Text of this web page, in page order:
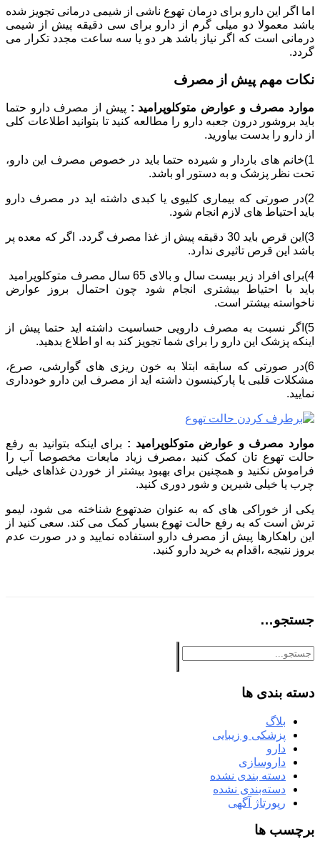
اما اگر این دارو برای درمان تهوع ناشی از شیمی درمانی تجویز شده
باشد معمولا دو میلی گرم از دارو برای سی دقیقه پیش از شیمی
درمانی است که اگر نیاز باشد هر دو یا سه ساعت مجدد تکرار می
گردد.
نکات مهم پیش از مصرف
موارد مصرف و عوارض متوکلوپرامید : پیش از مصرف دارو حتما
باید بروشور درون جعبه دارو را مطالعه کنید تا بتوانید اطلاعات کلی
از دارو را بدست بیاورید.
1)خانم های باردار و شیرده حتما باید در خصوص مصرف این دارو،
تحت نظر پزشک و به دستور او باشد.
2)در صورتی که بیماری کلیوی یا کبدی داشته اید در مصرف دارو
باید احتیاط های لازم انجام شود.
3)این قرص باید 30 دقیقه پیش از غذا مصرف گردد. اگر که معده پر
باشد این قرص تاثیری ندارد.
4)برای افراد زیر بیست سال و بالای 65 سال مصرف متوکلوپرامید
باید با احتیاط بیشتری انجام شود چون احتمال بروز عوارض
ناخواسته بیشتر است.
5)اگر نسبت به مصرف دارویی حساسیت داشته اید حتما پیش از
اینکه پزشک این دارو را برای شما تجویز کند به او اطلاع بدهید.
6)در صورتی که سابقه ابتلا به خون ریزی های گوارشی، صرع،
مشکلات قلبی یا پارکینسون داشته اید از مصرف این دارو خودداری
نمایید.
موارد مصرف و عوارض متوکلوپرامید : برای اینکه بتوانید به رفع
حالت تهوع تان کمک کنید ،مصرف زیاد مایعات مخصوصا آب را
فراموش نکنید و همچنین برای بهبود بیشتر از خوردن غذاهای خیلی
چرب یا خیلی شیرین و شور دوری کنید.
یکی از خوراکی های که به عنوان ضدتهوع شناخته می شود، لیمو
ترش است که به رفع حالت تهوع بسیار کمک می کند. سعی کنید از
این راهکارها پیش از مصرف دارو استفاده نمایید و در صورت عدم
بروز نتیجه ،اقدام به خرید دارو کنید.
جستجو…
دسته بندی ها
بلاگ
پزشکی و زیبایی
دارو
داروسازی
دسته بندی نشده
دسته‌بندی نشده
رپورتاژ آگهی
برچسب ها